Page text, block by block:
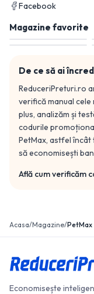
Facebook
Magazine favorite
De ce să ai
ReduceriPreturi.ro
verifică manual
plus, analizăm și
codurile
PetMax, astfel încât
să economisești
Află cum verificăm
Acasa/Magazine/PetMax
Economisește